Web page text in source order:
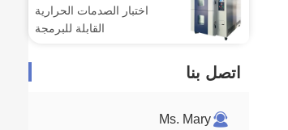
اختبار الصدمات الحرارية
القابلة للبرمجة
اتصل بنا
Ms. Mary